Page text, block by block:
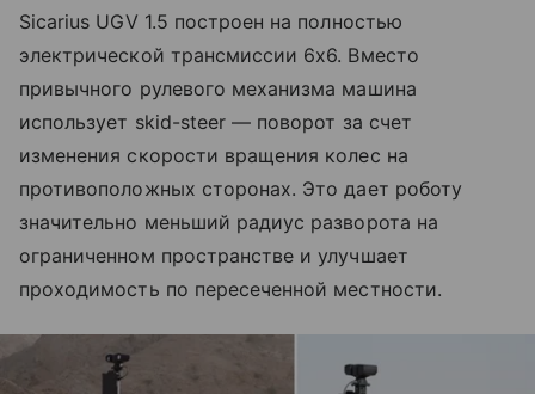
Sicarius UGV 1.5 построен на полностью
электрической трансмиссии 6x6. Вместо
привычного рулевого механизма машина
использует skid-steer — поворот за счет
изменения скорости вращения колес на
противоположных сторонах. Это дает роботу
значительно меньший радиус разворота на
ограниченном пространстве и улучшает
проходимость по пересеченной местности.